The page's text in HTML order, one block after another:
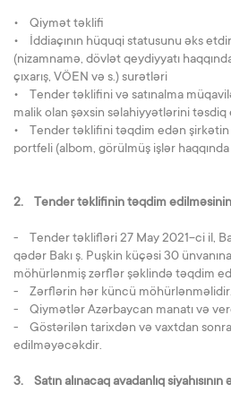
• Qiymət təklifi
• İddiaçının hüquqi statusunu əks
(nizamnamə, dövlət qeydiyyatı
çıxarış, VÖEN və s.) surətləri
• Tender təklifini və satınalma
malik olan şəxsin səlahiyyətlərini təsdiq
• Tender təklifini təqdim edən şirkətin
portfeli (albom, görülmüş işlər
2. Tender təklifinin təqdim edilməsinin
- Tender təklifləri 27 May 2021-ci il,
qədər Bakı ş. Puşkin küçəsi 30
möhürlənmiş zərflər şəklində təqdim
- Zərflərin hər küncü möhürlənməlidir.
- Qiymətlər Azərbaycan manatı və
- Göstərilən tarixdən və vaxtdan
edilməyəcəkdir.
3. Satın alınacaq avadanlıq